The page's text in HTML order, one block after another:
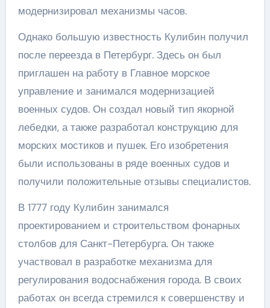
модернизировал механизмы часов.
Однако большую известность Кулибин получил
после переезда в Петербург. Здесь он был
приглашен на работу в Главное морское
управление и занимался модернизацией
военных судов. Он создал новый тип якорной
лебедки, а также разработал конструкцию для
морских мостиков и пушек. Его изобретения
были использованы в ряде военных судов и
получили положительные отзывы специалистов.
В 1777 году Кулибин занимался
проектированием и строительством фонарных
столбов для Санкт-Петербурга. Он также
участвовал в разработке механизма для
регулирования водоснабжения города. В своих
работах он всегда стремился к совершенству и